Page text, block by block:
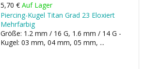
5,70 € Auf Lager
Piercing-Kugel Titan Grad 23 Eloxiert
Mehrfarbig
Größe: 1.2 mm / 16 G, 1.6 mm / 14 G -
Kugel: 03 mm, 04 mm, 05 mm, ...